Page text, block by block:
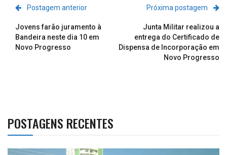
Postagem anterior
Jovens farão juramento à
Bandeira neste dia 10 em
Novo Progresso
Próxima postagem
Junta Militar realizou a
entrega do Certificado de
Dispensa de Incorporação em
Novo Progresso
POSTAGENS RECENTES